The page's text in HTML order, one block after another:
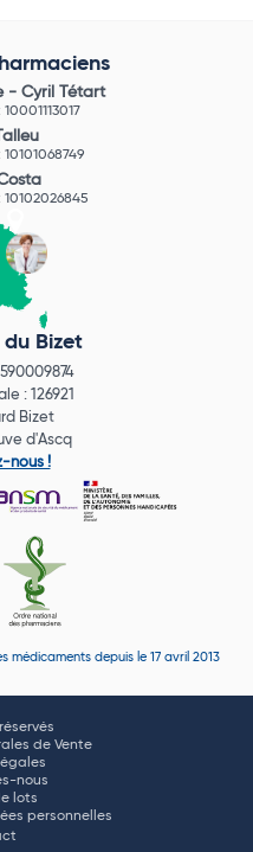
- Cyril Tétart
10001113017
10101068749
10102026845
du Bizet
: 126921
Bizet
d'Ascq
nous !
médicaments depuis le 17 avril 2013
de Vente
nous
lots
personnelles